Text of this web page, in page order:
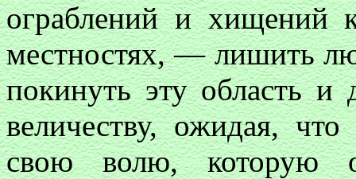
ограблений и хищений
местностях, — лишить
покинуть эту область и
величеству, ожидая, что
свою волю, которую